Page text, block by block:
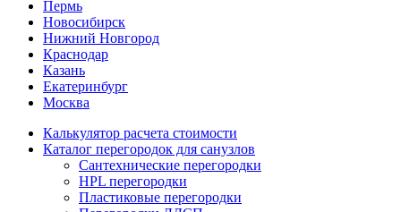
Пермь
Новосибирск
Нижний Новгород
Краснодар
Казань
Екатеринбург
Москва
Калькулятор расчета стоимости
Каталог перегородок для санузлов
Сантехнические перегородки
HPL перегородки
Пластиковые перегородки